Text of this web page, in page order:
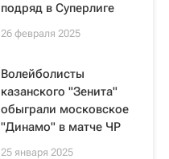
подряд в Суперлиге
26 февраля 2025
Волейболисты
казанского "Зенита"
обыграли московское
"Динамо" в матче ЧР
25 января 2025